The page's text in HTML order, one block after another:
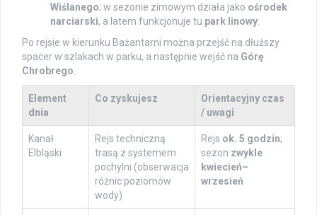
Wiślanego; w sezonie zimowym działa jako ośrodek
narciarski, a latem funkcjonuje tu park linowy
Po rejsie w kierunku Bażantarni można przejść na dłuższy
spacer w szlakach w parku, a następnie wejść na Górę
Chrobrego
Element
dnia
Co zyskujesz
Orientacyjny czas
/ uwagi
Kanał
Elbląski
Rejs techniczną
trasą z systemem
pochylni (obserwacja
różnic poziomów
wody)
Rejs ok. 5 godzin;
sezon zwykle
kwiecień–
wrzesień